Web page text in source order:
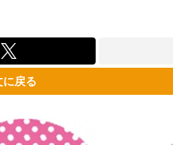
に戻る